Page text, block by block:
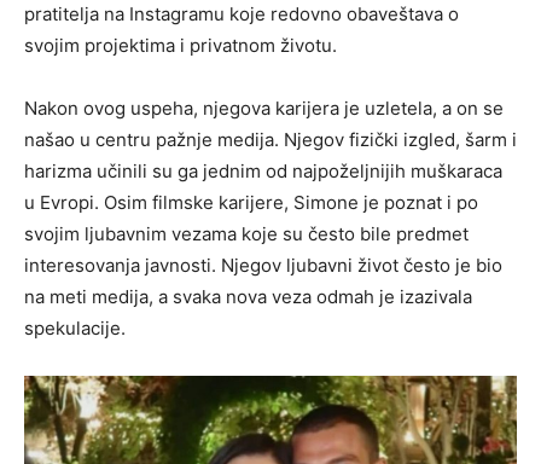
pratitelja na Instagramu koje redovno obaveštava o
svojim projektima i privatnom životu.
Nakon ovog uspeha, njegova karijera je uzletela, a on se
našao u centru pažnje medija. Njegov fizički izgled, šarm i
harizma učinili su ga jednim od najpoželjnijih muškaraca
u Evropi. Osim filmske karijere, Simone je poznat i po
svojim ljubavnim vezama koje su često bile predmet
interesovanja javnosti. Njegov ljubavni život često je bio
na meti medija, a svaka nova veza odmah je izazivala
spekulacije.